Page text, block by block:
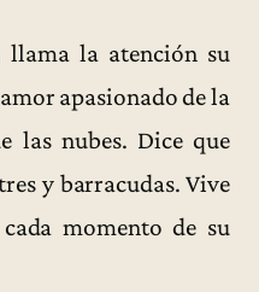
llama la atención su
apasionado de la
las nubes. Dice que
y barracudas. Vive
momento de su